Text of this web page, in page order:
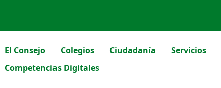
El Consejo Colegios Ciudadanía Servicios
Competencias Digitales